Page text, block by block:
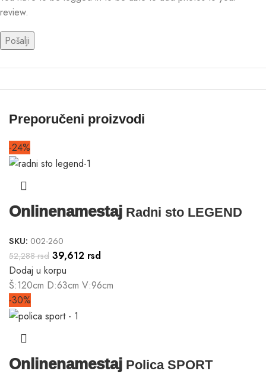
review.
Preporučeni proizvodi
-24%
Onlinenamestaj Radni sto LEGEND
SKU: 002-260
52,288rsd 39,612 rsd
Dodaj u korpu
Š:120cm D:63cm V:96cm
-30%
Onlinenamestaj Polica SPORT